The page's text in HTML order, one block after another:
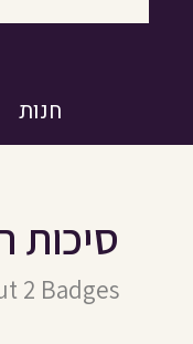
חנות
סיכות
2 Badges